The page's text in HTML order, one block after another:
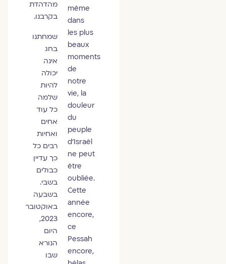
même
dans
les plus
beaux
moments
de
notre
vie, la
douleur
du
peuple
d’Israël
ne peut
être
oubliée.
Cette
année
encore,
ce
Pessah
encore,
מהדהדת
בקרבנו.
שמחתנו
בחג
אינה
יכולה
להיות
שלמה
כל עוד
אחים
ואחיות
רבים כל
כך עדיין
כבולים
בשבי.
בשבעה
באוקטובר
2023,
היום
הנורא
שבו